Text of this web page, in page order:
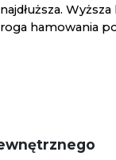
hamowania